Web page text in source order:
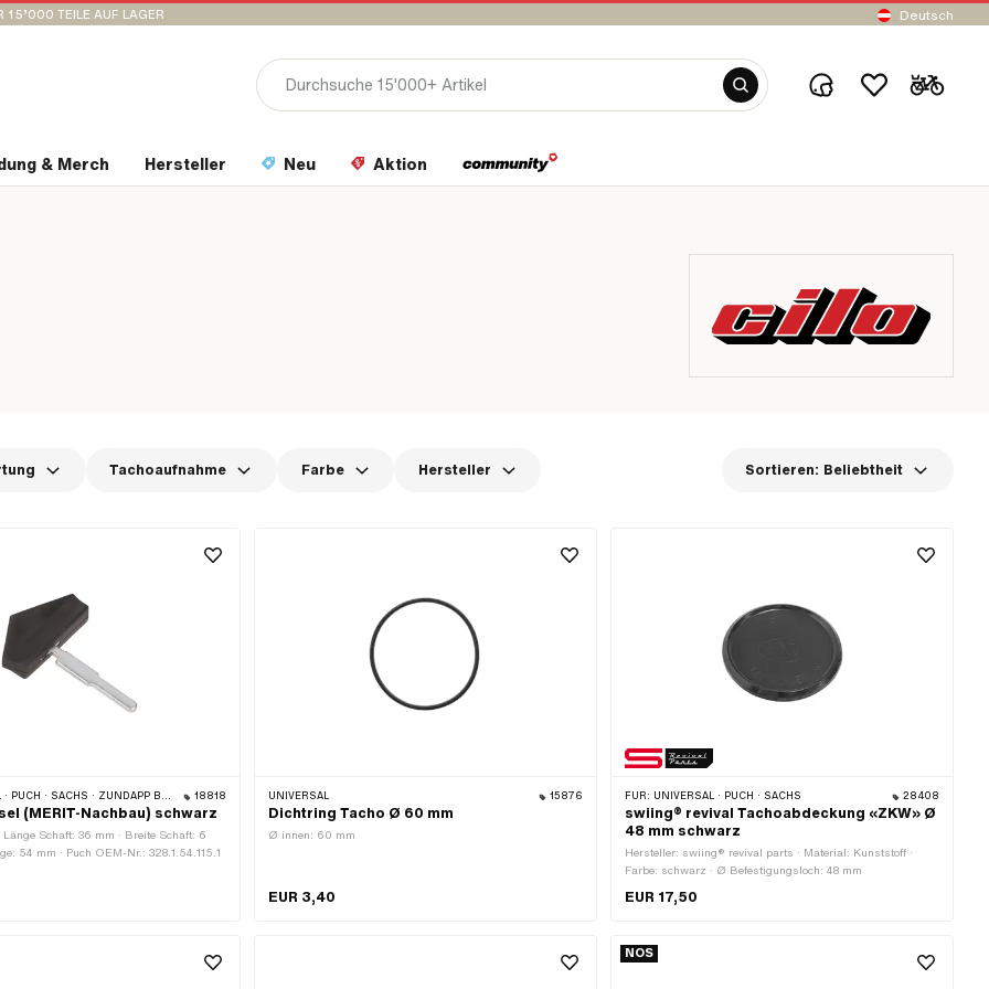
15’000 TEILE AUF LAGER Deutsch
& Merch Hersteller Neu Aktion
Tachoaufnahme Farbe Hersteller Sortieren: Beliebtheit
· SACHS · ZÜNDAPP BELMONDO 18818
(MERIT-Nachbau) schwarz
Länge Schaft: 36 mm · Breite Schaft: 6
54 mm · Puch OEM-Nr.: 328.1.54.115.1
UNIVERSAL 15876
Dichtring Tacho Ø 60 mm
Ø innen: 60 mm
EUR 3,40
FÜR: UNIVERSAL · PUCH · SACHS 28408
swiing® revival Tachoabdeckung «ZKW» Ø
48 mm schwarz
Hersteller: swiing® revival parts · Material: Kunststoff ·
Farbe: schwarz · Ø Befestigungsloch: 48 mm
EUR 17,50
NOS